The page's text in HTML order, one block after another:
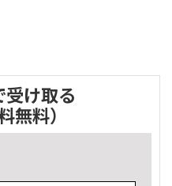
受け取る
無料）